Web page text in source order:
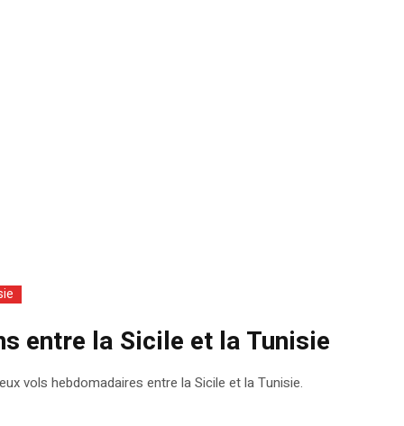
entre la Sicile et la Tunisie
vols hebdomadaires entre la Sicile et la Tunisie.